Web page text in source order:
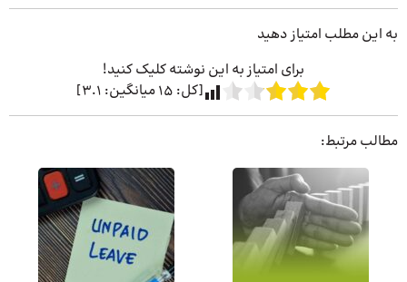
به این مطلب امتیاز دهید
برای امتیاز به این نوشته کلیک کنید!
[کل: 15میانگین: 3.1
]
مطالب مرتبط: